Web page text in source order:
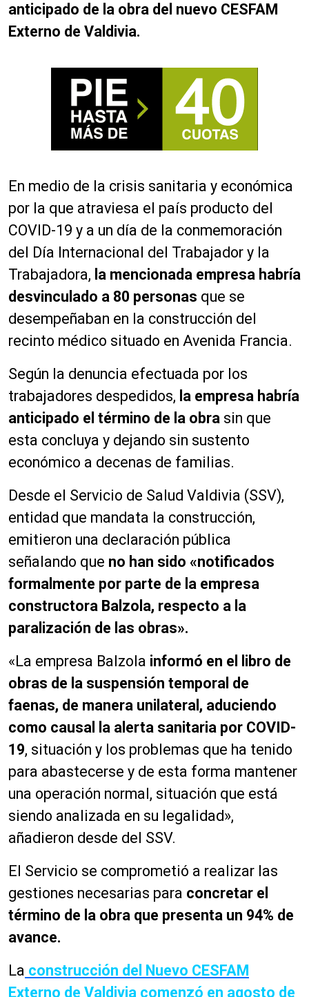
anticipado de la obra del nuevo CESFAM
Externo de Valdivia.
En medio de la crisis sanitaria y económica
por la que atraviesa el país producto del
COVID-19 y a un día de la conmemoración
del Día Internacional del Trabajador y la
Trabajadora, la mencionada empresa habría
desvinculado a 80 personas que se
desempeñaban en la construcción del
recinto médico situado en Avenida Francia.
Según la denuncia efectuada por los
trabajadores despedidos, la empresa habría
anticipado el término de la obra sin que
esta concluya y dejando sin sustento
económico a decenas de familias.
Desde el Servicio de Salud Valdivia (SSV),
entidad que mandata la construcción,
emitieron una declaración pública
señalando que no han sido «notificados
formalmente por parte de la empresa
constructora Balzola, respecto a la
paralización de las obras».
«La empresa Balzola informó en el libro de
obras de la suspensión temporal de
faenas, de manera unilateral, aduciendo
como causal la alerta sanitaria por COVID-
19, situación y los problemas que ha tenido
para abastecerse y de esta forma mantener
una operación normal, situación que está
siendo analizada en su legalidad»,
añadieron desde del SSV.
El Servicio se comprometió a realizar las
gestiones necesarias para concretar el
término de la obra que presenta un 94% de
avance.
La construcción del Nuevo CESFAM
Externo de Valdivia comenzó en agosto de